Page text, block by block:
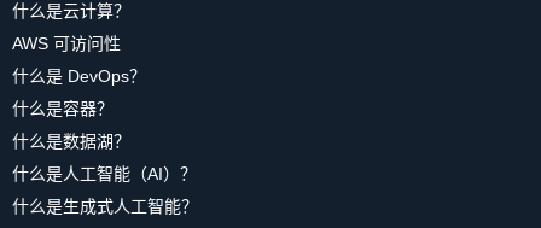
什么是云计算？
AWS 可访问性
什么是 DevOps？
什么是容器？
什么是数据湖？
什么是人工智能（AI）？
什么是生成式人工智能？